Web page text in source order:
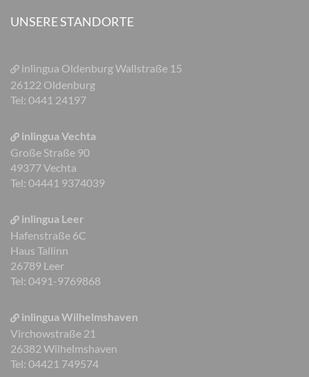
UNSERE STANDORTE
inlingua OldenburgWallstraße 15
26122 Oldenburg
Tel: 0441 24197
inlingua Vechta
Große Straße 90
49377 Vechta
Tel: 04441 9374039
inlingua Leer
Hafenstraße 6C
Haus Tallinn
26789 Leer
Tel: 0491-9769868
inlingua Wilhelmshaven
Virchowstraße 21
26382 Wilhelmshaven
Tel: 04421 749574